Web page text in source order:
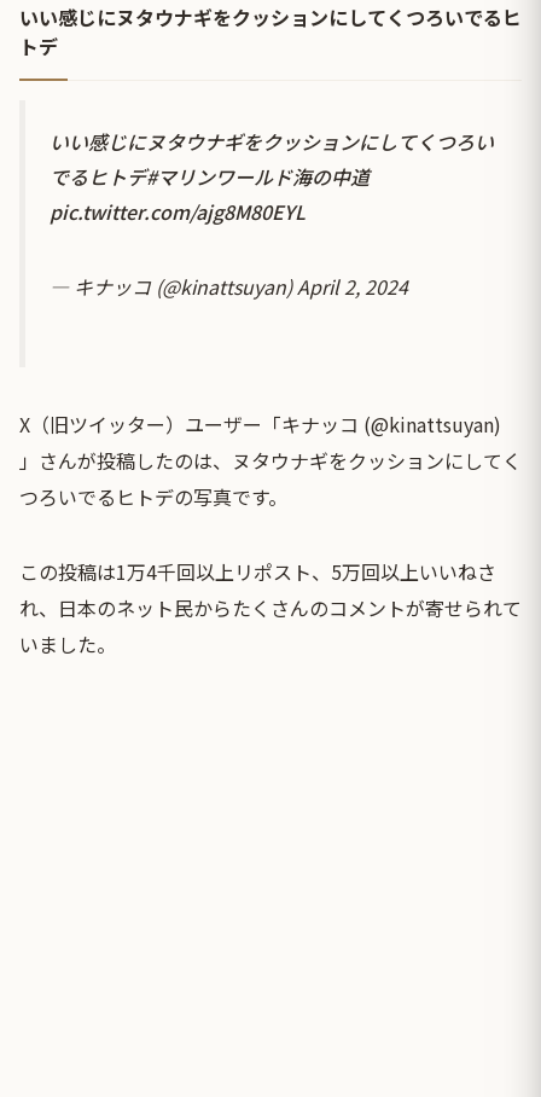
いい感じにヌタウナギをクッションにしてくつろいでるヒ
トデ
いい感じにヌタウナギをクッションにしてくつろい
でるヒトデ#マリンワールド海の中道
pic.twitter.com/ajg8M80EYL
— キナッコ (@kinattsuyan)April 2, 2024
X（旧ツイッター）ユーザー「キナッコ (@kinattsuyan)
」さんが投稿したのは、ヌタウナギをクッションにしてく
つろいでるヒトデの写真です。
この投稿は1万4千回以上リポスト、5万回以上いいねさ
れ、日本のネット民からたくさんのコメントが寄せられて
いました。